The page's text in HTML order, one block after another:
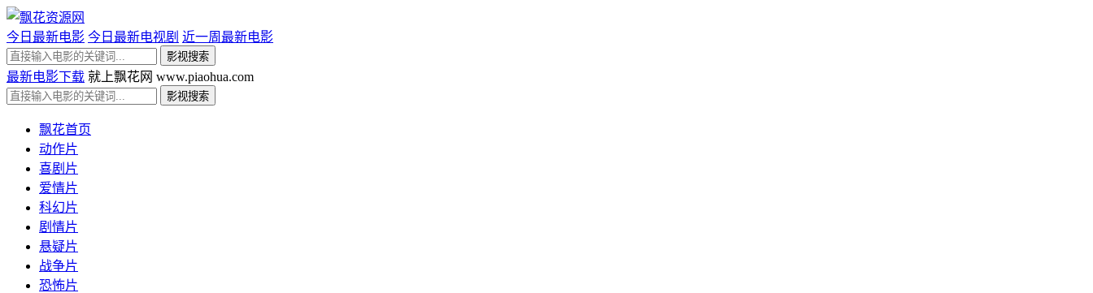
今日最新电影 今日最新电视剧 近一周最新电影
最新电影下载 就上飘花网 www.piaohua.com
飘花首页
动作片
喜剧片
爱情片
科幻片
剧情片
悬疑片
战争片
恐怖片